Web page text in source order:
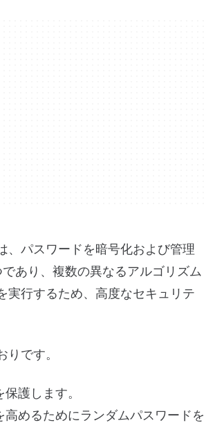
、パスワードを暗号化および管理
あり、複数の異なるアルゴリズム
実行するため、高度なセキュリテ
りです。
護します。
高めるためにランダムパスワードを